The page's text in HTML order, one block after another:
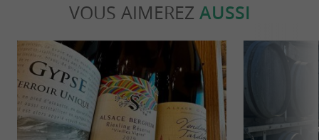
VOUS AIMEREZ AUSSI